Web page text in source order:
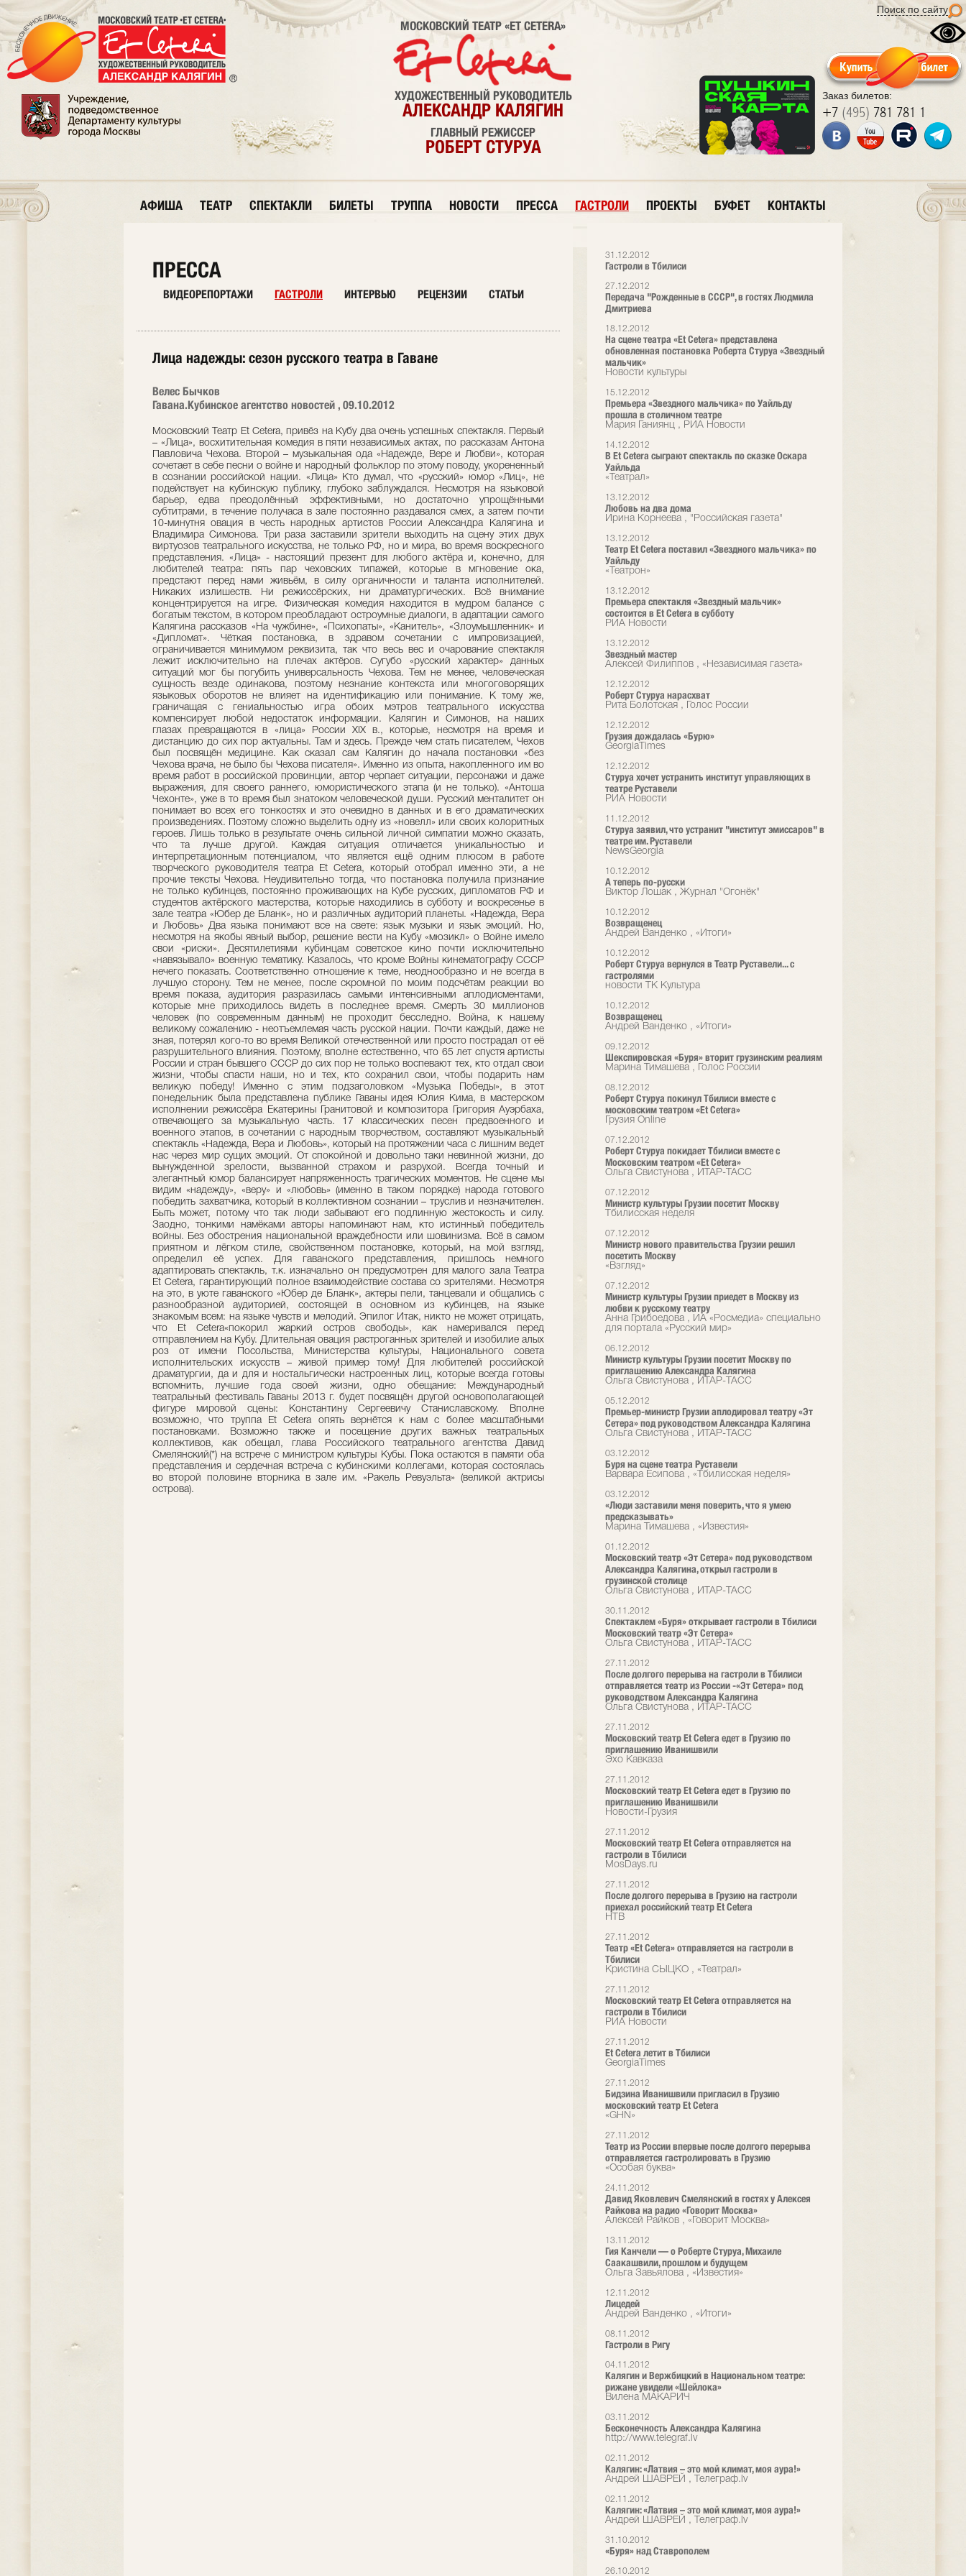
Поиск по сайту
Заказ билетов:
+7 (495) 781 781 1
МОСКОВСКИЙ ТЕАТР «ET CETERA»
ХУДОЖЕСТВЕННЫЙ РУКОВОДИТЕЛЬ
АЛЕКСАНДР КАЛЯГИН
ГЛАВНЫЙ РЕЖИССЕР
РОБЕРТ СТУРУА
АФИША ТЕАТР СПЕКТАКЛИ БИЛЕТЫ ТРУППА НОВОСТИ ПРЕССА ГАСТРОЛИ ПРОЕКТЫ БУФЕТ КОНТАКТЫ
31.12.2012
Гастроли в Тбилиси
27.12.2012
Передача "Рожденные в СССР", в гостях Людмила
Дмитриева
18.12.2012
На сцене театра «Et Cetera» представлена
обновленная постановка Роберта Стуруа «Звездный
мальчик»
Новости культуры
15.12.2012
Премьера «Звездного мальчика» по Уайльду
прошла в столичном театре
Мария Ганиянц , РИА Новости
14.12.2012
В Et Cetera сыграют спектакль по сказке Оскара
Уайльда
«Театрал»
13.12.2012
Любовь на два дома
Ирина Корнеева , "Российская газета"
13.12.2012
Театр Et Cetera поставил «Звездного мальчика» по
Уайльду
«Театрон»
13.12.2012
Премьера спектакля «Звездный мальчик»
состоится в Et Cetera в субботу
РИА Новости
13.12.2012
Звездный мастер
Алексей Филиппов , «Независимая газета»
12.12.2012
Роберт Стуруа нарасхват
Рита Болотская , Голос России
12.12.2012
Грузия дождалась «Бурю»
GeorgiaTimes
12.12.2012
Стуруа хочет устранить институт управляющих в
театре Руставели
РИА Новости
11.12.2012
Стуруа заявил, что устранит "институт эмиссаров" в
театре им. Руставели
NewsGeorgia
10.12.2012
А теперь по-русски
Виктор Лошак , Журнал "Огонёк"
10.12.2012
Возвращенец
Андрей Ванденко , «Итоги»
10.12.2012
Роберт Стуруа вернулся в Театр Руставели... с
гастролями
новости ТК Культура
10.12.2012
Возвращенец
Андрей Ванденко , «Итоги»
09.12.2012
Шекспировская «Буря» вторит грузинским реалиям
Марина Тимашева , Голос России
08.12.2012
Роберт Стуруа покинул Тбилиси вместе с
московским театром «Et Cetera»
Грузия Online
07.12.2012
Роберт Стуруа покидает Тбилиси вместе с
Московским театром «Et Cetera»
Ольга Свистунова , ИТАР-ТАСС
07.12.2012
Министр культуры Грузии посетит Москву
Тбилисская неделя
07.12.2012
Министр нового правительства Грузии решил
посетить Москву
«Взгляд»
07.12.2012
Министр культуры Грузии приедет в Москву из
любви к русскому театру
Анна Грибоедова , ИА «Росмедиа» специально
для портала «Русский мир»
06.12.2012
Министр культуры Грузии посетит Москву по
приглашению Александра Калягина
Ольга Свистунова , ИТАР-ТАСС
05.12.2012
Премьер-министр Грузии аплодировал театру «Эт
Сетера» под руководством Александра Калягина
Ольга Свистунова , ИТАР-ТАСС
03.12.2012
Буря на сцене театра Руставели
Варвара Есипова , «Тбилисская неделя»
03.12.2012
«Люди заставили меня поверить, что я умею
предсказывать»
Марина Тимашева , «Известия»
01.12.2012
Московский театр «Эт Сетера» под руководством
Александра Калягина, открыл гастроли в
грузинской столице
Ольга Свистунова , ИТАР-ТАСС
30.11.2012
Спектаклем «Буря» открывает гастроли в Тбилиси
Московский театр «Эт Сетера»
Ольга Свистунова , ИТАР-ТАСС
27.11.2012
После долгого перерыва на гастроли в Тбилиси
отправляется театр из России -«Эт Сетера» под
руководством Александра Калягина
Ольга Свистунова , ИТАР-ТАСС
27.11.2012
Московский театр Et Cetera едет в Грузию по
приглашению Иванишвили
Эхо Кавказа
27.11.2012
Московский театр Et Cetera едет в Грузию по
приглашению Иванишвили
Новости-Грузия
27.11.2012
Московский театр Et Cetera отправляется на
гастроли в Тбилиси
MosDays.ru
27.11.2012
После долгого перерыва в Грузию на гастроли
приехал российский театр Et Cetera
НТВ
27.11.2012
Театр «Et Cetera» отправляется на гастроли в
Тбилиси
Кристина СЫЦКО , «Театрал»
27.11.2012
Московский театр Et Cetera отправляется на
гастроли в Тбилиси
РИА Новости
27.11.2012
Et Cetera летит в Тбилиси
GeorgiaTimes
27.11.2012
Бидзина Иванишвили пригласил в Грузию
московский театр Et Cetera
«GHN»
27.11.2012
Театр из России впервые после долгого перерыва
отправляется гастролировать в Грузию
«Особая буква»
24.11.2012
Давид Яковлевич Смелянский в гостях у Алексея
Райкова на радио «Говорит Москва»
Алексей Райков , «Говорит Москва»
13.11.2012
Гия Канчели — о Роберте Стуруа, Михаиле
Саакашвили, прошлом и будущем
Ольга Завьялова , «Известия»
12.11.2012
Лицедей
Андрей Ванденко , «Итоги»
08.11.2012
Гастроли в Ригу
04.11.2012
Калягин и Вержбицкий в Национальном театре:
рижане увидели «Шейлока»
Вилена МАКАРИЧ
03.11.2012
Бесконечность Александра Калягина
http://www.telegraf.lv
02.11.2012
Калягин: «Латвия – это мой климат, моя аура!»
Андрей ШАВРЕЙ , Телеграф.lv
02.11.2012
Калягин: «Латвия – это мой климат, моя аура!»
Андрей ШАВРЕЙ , Телеграф.lv
31.10.2012
«Буря» над Ставрополем
26.10.2012
ПРЕССА
ВИДЕОРЕПОРТАЖИ ГАСТРОЛИ ИНТЕРВЬЮ РЕЦЕНЗИИ СТАТЬИ
Лица надежды: сезон русского театра в Гаване
Велес Бычков
Гавана.Кубинское агентство новостей , 09.10.2012
Московский Театр Et Cetera, привёз на Кубу два очень успешных спектакля. Первый
– «Лица», восхитительная комедия в пяти независимых актах, по рассказам Антона
Павловича Чехова. Второй – музыкальная ода «Надежде, Вере и Любви», которая
сочетает в себе песни о войне и народный фольклор по этому поводу, укорененный
в сознании российской нации. «Лица» Кто думал, что «русский» юмор «Лиц», не
подействует на кубинскую публику, глубоко заблуждался. Несмотря на языковой
барьер, едва преодолённый эффективными, но достаточно упрощёнными
субтитрами, в течение получаса в зале постоянно раздавался смех, а затем почти
10-минутня овация в честь народных артистов России Александра Калягина и
Владимира Симонова. Три раза заставили зрители выходить на сцену этих двух
виртуозов театрального искусства, не только РФ, но и мира, во время воскресного
представления. «Лица» - настоящий презент для любого актёра и, конечно, для
любителей театра: пять пар чеховских типажей, которые в мгновение ока,
предстают перед нами живьём, в силу органичности и таланта исполнителей.
Никаких излишеств. Ни режиссёрских, ни драматургических. Всё внимание
концентрируется на игре. Физическая комедия находится в мудром балансе с
богатым текстом, в котором преобладают остроумные диалоги, в адаптации самого
Калягина рассказов «На чужбине», «Психопаты», «Канитель», «Злоумышленник» и
«Дипломат». Чёткая постановка, в здравом сочетании с импровизацией,
ограничивается минимумом реквизита, так что весь вес и очарование спектакля
лежит исключительно на плечах актёров. Сугубо «русский характер» данных
ситуаций мог бы погубить универсальность Чехова. Тем не менее, человеческая
сущность везде одинакова, поэтому незнание контекста или многоговорящих
языковых оборотов не влияет на идентификацию или понимание. К тому же,
граничащая с гениальностью игра обоих мэтров театрального искусства
компенсирует любой недостаток информации. Калягин и Симонов, на наших
глазах превращаются в «лица» России XIX в., которые, несмотря на время и
дистанцию до сих пор актуальны. Там и здесь. Прежде чем стать писателем, Чехов
был посвящён медицине. Как сказал сам Калягин до начала постановки «без
Чехова врача, не было бы Чехова писателя». Именно из опыта, накопленного им во
время работ в российской провинции, автор черпает ситуации, персонажи и даже
выражения, для своего раннего, юмористического этапа (и не только). «Антоша
Чехонте», уже в то время был знатоком человеческой души. Русский менталитет он
понимает во всех его тонкостях и это очевидно в данных и в его драматических
произведениях. Поэтому сложно выделить одну из «новелл» или своих колоритных
героев. Лишь только в результате очень сильной личной симпатии можно сказать,
что та лучше другой. Каждая ситуация отличается уникальностью и
интерпретационным потенциалом, что является ещё одним плюсом в работе
творческого руководителя театра Et Cetera, который отобрал именно эти, а не
прочие тексты Чехова. Неудивительно тогда, что постановка получила признание
не только кубинцев, постоянно проживающих на Кубе русских, дипломатов РФ и
студентов актёрского мастерства, которые находились в субботу и воскресенье в
зале театра «Юбер де Бланк», но и различных аудиторий планеты. «Надежда, Вера
и Любовь» Два языка понимают все на свете: язык музыки и язык эмоций. Но,
несмотря на якобы явный выбор, решение вести на Кубу «мюзикл» о Войне имело
свои «риски». Десятилетиями кубинцам советское кино почти исключительно
«навязывало» военную тематику. Казалось, что кроме Войны кинематографу СССР
нечего показать. Соответственно отношение к теме, неоднообразно и не всегда в
лучшую сторону. Тем не менее, после скромной по моим подсчётам реакции во
время показа, аудитория разразилась самыми интенсивными аплодисментами,
которые мне приходилось видеть в последнее время. Смерть 30 миллионов
человек (по современным данным) не проходит бесследно. Война, к нашему
великому сожалению - неотъемлемая часть русской нации. Почти каждый, даже не
зная, потерял кого-то во время Великой отечественной или просто пострадал от её
разрушительного влияния. Поэтому, вполне естественно, что 65 лет спустя артисты
России и стран бывшего СССР до сих пор не только воспевают тех, кто отдал свои
жизни, чтобы спасти наши, но и тех, кто сохранил свои, чтобы подарить нам
великую победу! Именно с этим подзаголовком «Музыка Победы», в этот
понедельник была представлена публике Гаваны идея Юлия Кима, в мастерском
исполнении режиссёра Екатерины Гранитовой и композитора Григория Ауэрбаха,
отвечающего за музыкальную часть. 17 классических песен предвоенного и
военного этапов, в сочетании с народным творчеством, составляют музыкальный
спектакль «Надежда, Вера и Любовь», который на протяжении часа с лишним ведет
нас через мир сущих эмоций. От спокойной и довольно таки невинной жизни, до
вынужденной зрелости, вызванной страхом и разрухой. Всегда точный и
элегантный юмор балансирует напряженность трагических моментов. Не сцене мы
видим «надежду», «веру» и «любовь» (именно в таком порядке) народа готового
победить захватчика, который в коллективном сознании – труслив и незначителен.
Быть может, потому что так люди забывают его подлинную жестокость и силу.
Заодно, тонкими намёками авторы напоминают нам, кто истинный победитель
войны. Без обострения национальной враждебности или шовинизма. Всё в самом
приятном и лёгком стиле, свойственном постановке, который, на мой взгляд,
определил её успех. Для гаванского представления, пришлось немного
адаптировать спектакль, т.к. изначально он предусмотрен для малого зала Театра
Et Cetera, гарантирующий полное взаимодействие состава со зрителями. Несмотря
на это, в уюте гаванского «Юбер де Бланк», актеры пели, танцевали и общались с
разнообразной аудиторией, состоящей в основном из кубинцев, на языке
знакомым всем: на языке чувств и мелодий. Эпилог Итак, никто не может отрицать,
что Et Cetera«покорил жаркий остров свободы», как намеривался перед
отправлением на Кубу. Длительная овация растроганных зрителей и изобилие алых
роз от имени Посольства, Министерства культуры, Национального совета
исполнительских искусств – живой пример тому! Для любителей российской
драматургии, да и для и ностальгически настроенных лиц, которые всегда готовы
вспомнить, лучшие года своей жизни, одно обещание: Международный
театральный фестиваль Гаваны 2013 г. будет посвящён другой основополагающей
фигуре мировой сцены: Константину Сергеевичу Станиславскому. Вполне
возможно, что труппа Et Cetera опять вернётся к нам с более масштабными
постановками. Возможно также и посещение других важных театральных
коллективов, как обещал, глава Российского театрального агентства Давид
Смелянский(*) на встрече с министром культуры Кубы. Пока остаются в памяти оба
представления и сердечная встреча с кубинскими коллегами, которая состоялась
во второй половине вторника в зале им. «Ракель Ревуэльта» (великой актрисы
острова).